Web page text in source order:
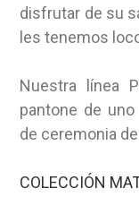
disfrutar de su
les tenemos
Nuestra línea
pantone de
de ceremonia
COLECCIÓN